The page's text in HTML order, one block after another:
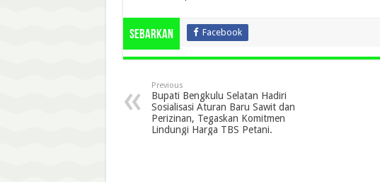
Sebarkan Facebook
Previous
Bupati Bengkulu Selatan Hadiri
Sosialisasi Aturan Baru Sawit dan
Perizinan, Tegaskan Komitmen
Lindungi Harga TBS Petani.